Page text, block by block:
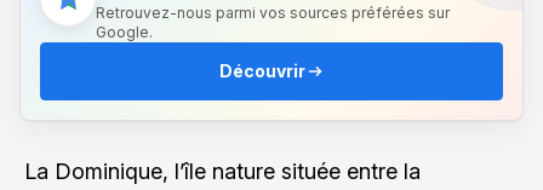
Retrouvez-nous parmi vos sources préférées sur
Google.
Découvrir
La Dominique, l’île nature située entre la